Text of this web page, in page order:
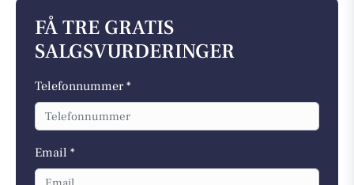
FÅ TRE GRATIS
SALGSVURDERINGER
Telefonnummer *
Email *